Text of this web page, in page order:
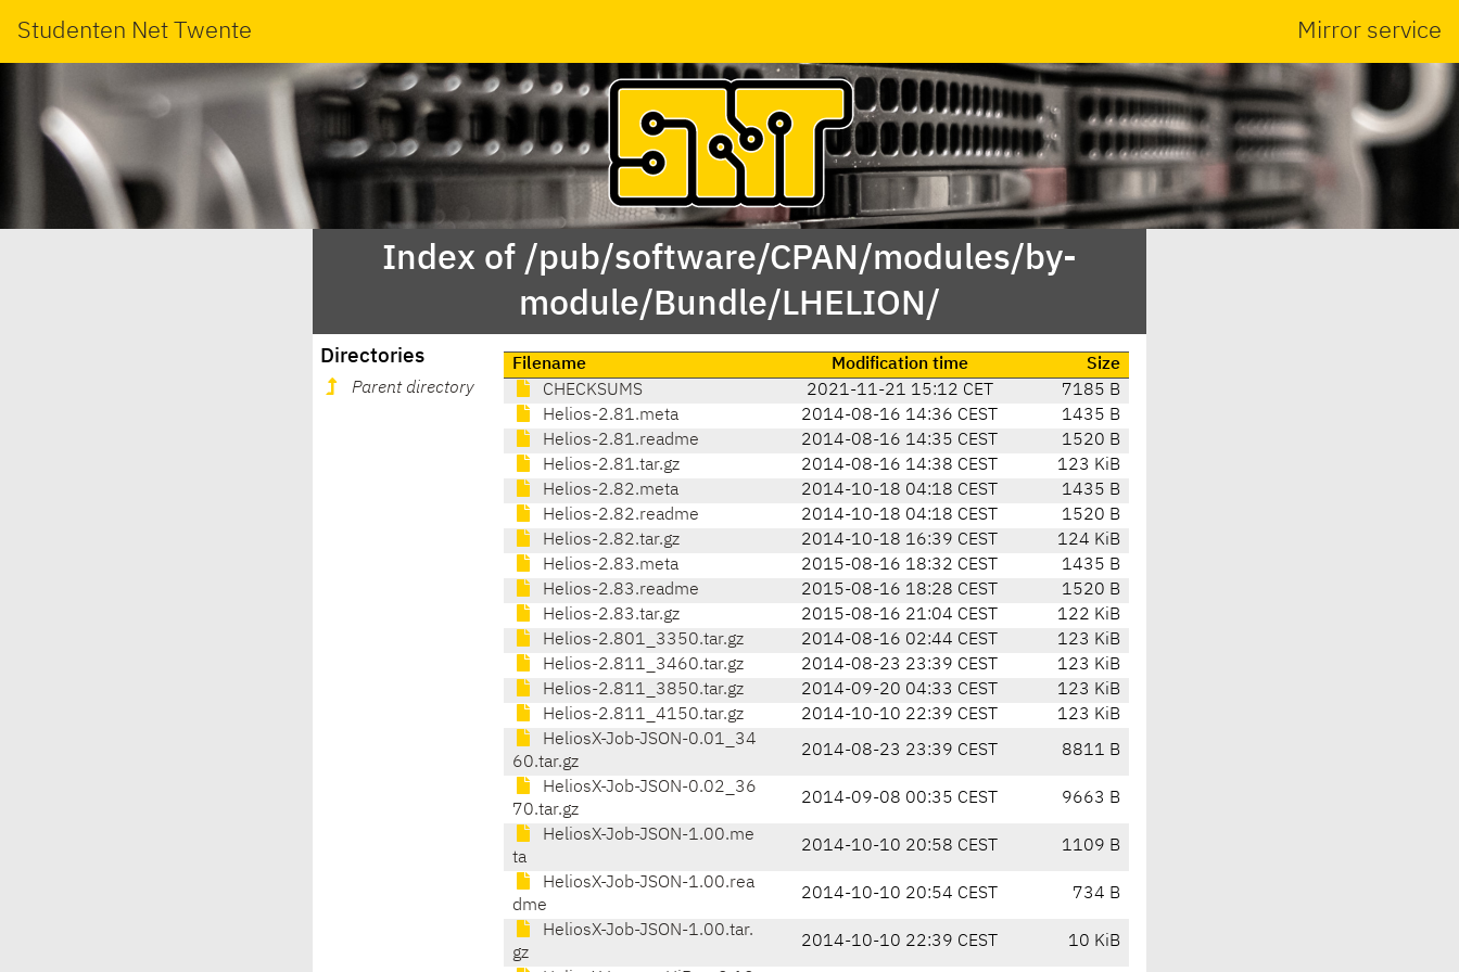
Studenten Net Twente Mirror service
Index of /pub/software/CPAN/modules/by-
module/Bundle/LHELION/
Directories
Parent directory
Filename Modification time
Size
CHECKSUMS
2021-11-21 15:12 CET
7185 B
Helios-2.81.meta
2014-08-16 14:36 CEST
1435 B
Helios-2.81.readme
2014-08-16 14:35 CEST
1520 B
Helios-2.81.tar.gz
2014-08-16 14:38 CEST
123 KiB
Helios-2.82.meta
2014-10-18 04:18 CEST
1435 B
Helios-2.82.readme
2014-10-18 04:18 CEST
1520 B
Helios-2.82.tar.gz
2014-10-18 16:39 CEST
124 KiB
Helios-2.83.meta
2015-08-16 18:32 CEST
1435 B
Helios-2.83.readme
2015-08-16 18:28 CEST
1520 B
Helios-2.83.tar.gz
2015-08-16 21:04 CEST
122 KiB
Helios-2.801_3350.tar.gz
2014-08-16 02:44 CEST
123 KiB
Helios-2.811_3460.tar.gz
2014-08-23 23:39 CEST
123 KiB
Helios-2.811_3850.tar.gz
2014-09-20 04:33 CEST
123 KiB
Helios-2.811_4150.tar.gz
2014-10-10 22:39 CEST
123 KiB
HeliosX-Job-JSON-0.01_34
60.tar.gz
2014-08-23 23:39 CEST 8811 B
HeliosX-Job-JSON-0.02_36
70.tar.gz
2014-09-08 00:35 CEST 9663 B
HeliosX-Job-JSON-1.00.me
ta
2014-10-10 20:58 CEST 1109 B
HeliosX-Job-JSON-1.00.rea
dme
2014-10-10 20:54 CEST 734 B
HeliosX-Job-JSON-1.00.tar.
gz
2014-10-10 22:39 CEST 10 KiB